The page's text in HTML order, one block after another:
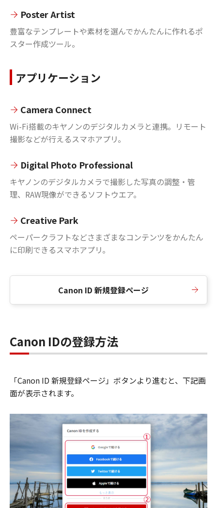
Poster Artist
豊富なテンプレートや素材を選んでかんたんに作れるポ
スター作成ツール。
アプリケーション
Camera Connect
Wi-Fi搭載のキヤノンのデジタルカメラと連携。リモート
撮影などが行えるスマホアプリ。
Digital Photo Professional
キヤノンのデジタルカメラで撮影した写真の調整・管
理、RAW現像ができるソフトウエア。
Creative Park
ペーパークラフトなどさまざまなコンテンツをかんたん
に印刷できるスマホアプリ。
Canon ID 新規登録ページ
Canon IDの登録方法
「Canon ID 新規登録ページ」ボタンより進むと、下記画
面が表示されます。